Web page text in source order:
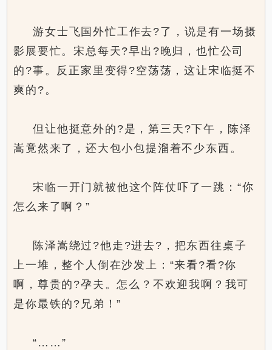
游女士飞国外忙工作去?了，说是有一场摄
影展要忙。宋总每天?早出?晚归，也忙公司
的?事。反正家里变得?空荡荡，这让宋临挺不
爽的?。
但让他挺意外的?是，第三天?下午，陈泽
嵩竟然来了，还大包小包提溜着不少东西。
宋临一开门就被他这个阵仗吓了一跳：“你
怎么来了啊？”
陈泽嵩绕过?他走?进去?，把东西往桌子
上一堆，整个人倒在沙发上：“来看?看?你
啊，尊贵的?孕夫。怎么？不欢迎我啊？我可
是你最铁的?兄弟！”
“……”